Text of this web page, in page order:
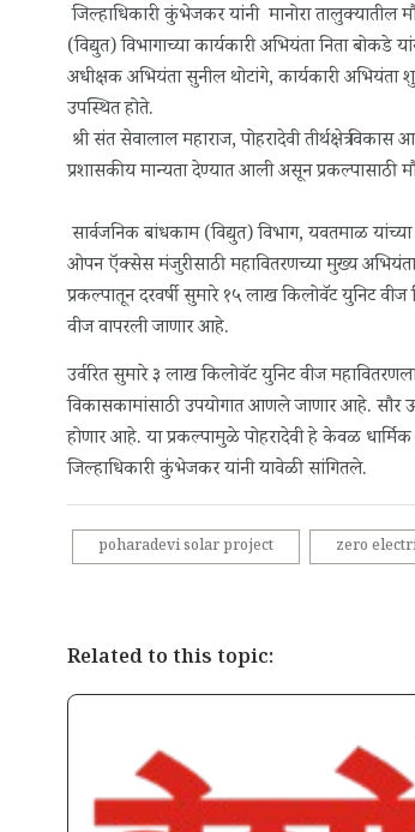
जिल्हाधिकारी कुंभेजकर यांनी मानोरा तालुक्यातील
(विद्युत) विभागाच्या कार्यकारी अभियंता निता
अधीक्षक अभियंता सुनील थोटांगे, कार्यकारी अभियंता
उपस्थित होते.
श्री संत सेवालाल महाराज, पोहरादेवी तीर्थक्षेत्र
प्रशासकीय मान्यता देण्यात आली असून
सार्वजनिक बांधकाम (विद्युत) विभाग, यवतमाळ
ओपन ऍक्सेस मंजुरीसाठी महावितरणच्या मुख्य
प्रकल्पातून दरवर्षी सुमारे १५ लाख किलोवॅट युनिट
वीज वापरली जाणार आहे.
उर्वरित सुमारे ३ लाख किलोवॅट युनिट वीज
विकासकामांसाठी उपयोगात आणले जाणार आहे. सौर
होणार आहे. या प्रकल्पामुळे पोहरादेवी हे केवळ
जिल्हाधिकारी कुंभेजकर यांनी यावेळी सांगितले.
poharadevi solar project zero
Related to this topic: